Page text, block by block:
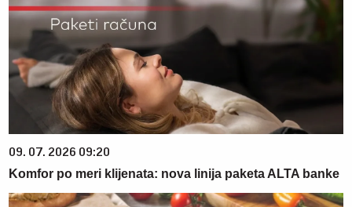
09. 07. 2026 09:20
Komfor po meri klijenata: nova linija paketa ALTA banke